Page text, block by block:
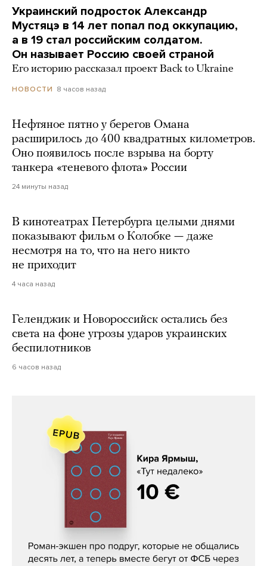
Украинский подросток Александр
Мустяцэ в 14 лет попал под оккупацию,
а в 19 стал российским солдатом.
Он называет Россию своей страной
Его историю рассказал проект Back to Ukraine
НОВОСТИ 8 часов назад
Нефтяное пятно у берегов Омана
расширилось до 400 квадратных километров.
Оно появилось после взрыва на борту
танкера «теневого флота» России
24 минуты назад
В кинотеатрах Петербурга целыми днями
показывают фильм о Колобке — даже
несмотря на то, что на него никто
не приходит
4 часа назад
Геленджик и Новороссийск остались без
света на фоне угрозы ударов украинских
беспилотников
6 часов назад
Кира Ярмыш, «Тут недалеко»